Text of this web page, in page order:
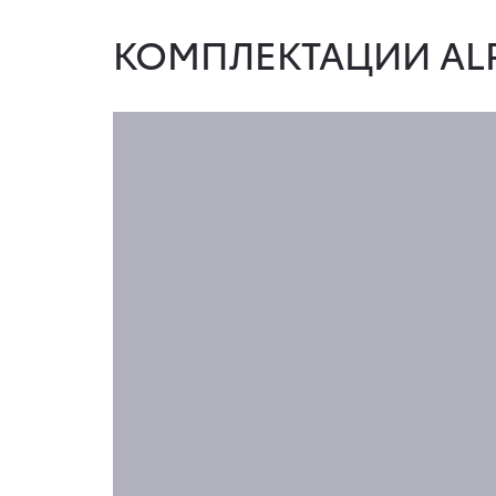
КОМПЛЕКТАЦИИ